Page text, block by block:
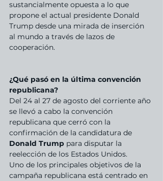
sustancialmente opuesta a lo que
propone el actual presidente Donald
Trump desde una mirada de inserción
al mundo a través de lazos de
cooperación.
¿Qué pasó en la última convención
republicana?
Del 24 al 27 de agosto del corriente año
se llevó a cabo la convención
republicana que cerró con la
confirmación de la candidatura de
Donald Trump para disputar la
reelección de los Estados Unidos.
Uno de los principales objetivos de la
campaña republicana está centrado en